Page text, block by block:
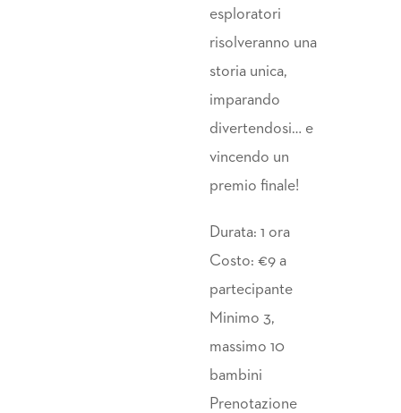
esploratori
risolveranno una
storia unica,
imparando
divertendosi… e
vincendo un
premio finale!
Durata: 1 ora
Costo: €9 a
partecipante
Minimo 3,
massimo 10
bambini
Prenotazione